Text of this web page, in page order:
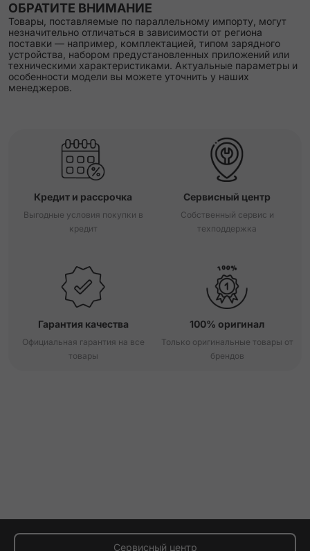
ОБРАТИТЕ ВНИМАНИЕ
Товары, поставляемые по параллельному импорту, могут
незначительно отличаться в зависимости от региона
поставки — например, комплектацией, типом зарядного
устройства, набором предустановленных приложений или
техническими характеристиками. Актуальные параметры и
особенности модели вы можете уточнить у наших
менеджеров.
Кредит и рассрочка
Выгодные условия покупки в
кредит
Сервисный центр
Собственный сервис и
техподдержка
Гарантия качества
Официальная гарантия на все
товары
100% оригинал
Только оригинальные товары от
брендов
Сервисный центр